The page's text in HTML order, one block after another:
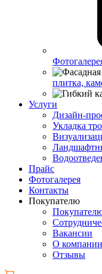
плитка,
Услуги
Дизайн-
Укладка
Прайс
Фотогалерея
Контакты
Покупателю
Вакансии
О компании
Отзывы